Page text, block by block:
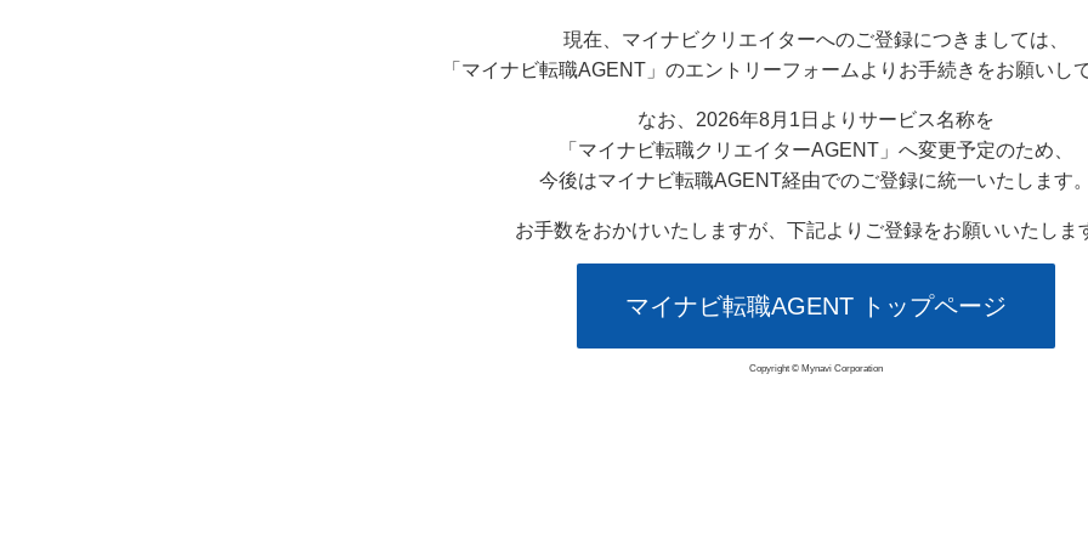
現在、マイナビクリエイターへのご登録につきましては、
「マイナビ転職AGENT」のエントリーフォームよりお手続きをお願いし
なお、2026年8月1日よりサービス名称を
「マイナビ転職クリエイターAGENT」へ変更予定のため、
今後はマイナビ転職AGENT経由でのご登録に統一いたします。
お手数をおかけいたしますが、下記よりご登録をお願いいたしま
マイナビ転職AGENT トップページ
Copyright © Mynavi Corporation